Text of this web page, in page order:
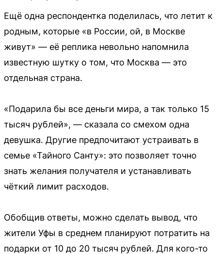
Ещё одна респондентка поделилась, что летит к
родным, которые «в России, ой, в Москве
живут» — её реплика невольно напомнила
известную шутку о том, что Москва — это
отдельная страна.
«Подарила бы все деньги мира, а так только 15
тысяч рублей», — сказала со смехом одна
девушка. Другие предпочитают устраивать в
семье «Тайного Санту»: это позволяет точно
знать желания получателя и устанавливать
чёткий лимит расходов.
Обобщив ответы, можно сделать вывод, что
жители Уфы в среднем планируют потратить на
подарки от 10 до 20 тысяч рублей. Для кого-то